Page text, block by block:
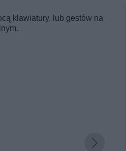
klawiatury, lub gestów na